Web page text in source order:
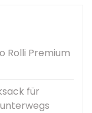
Rolli Premium
für